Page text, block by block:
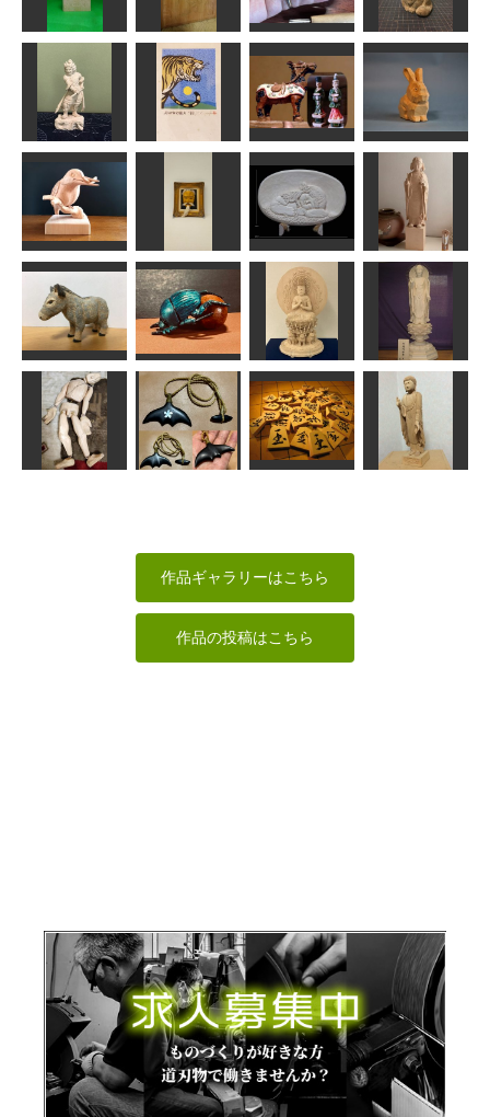
カバ
武宝
香箱長毛猫
波間
毘沙門天像
ta-chann
ニコじい
kiyonk
聖観音レリー
フ
はごろも
根魚
MINI
座った長毛猫
波間
波夷羅大将
みっちゃん
年賀状「寅」
10
唐の時代
sigesama
うさぎ
合之内麻呂
かわせみ
Ｎ(エヌ)
能面 うたたね
shadow
太子孝養像
かっちゃん
ロバ
LOVEクラフト
フンコロガシ
MINI
大日如来像
彫まさ
阿弥陀如来
天明 阿弥陀如来
ルネックレス
将棋駒
作品ギャラリーはこちら
作品の投稿はこちら